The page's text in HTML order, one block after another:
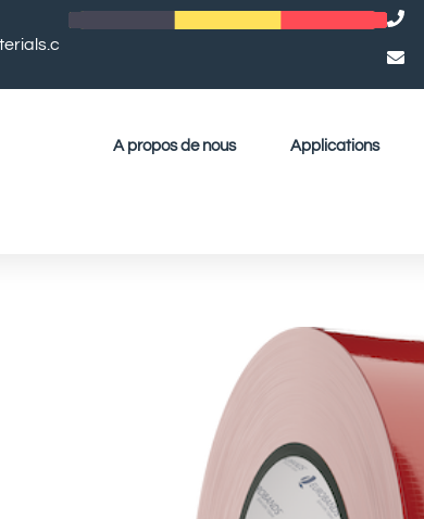
A propos de nous Applications